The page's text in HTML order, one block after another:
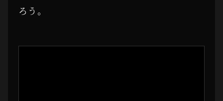
ろう。